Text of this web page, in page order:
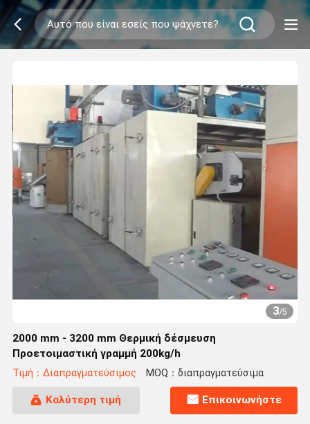
3/5
2000 mm - 3200 mm Θερμική δέσμευση
Προετοιμαστική γραμμή 200kg/h
Τιμή：Διαπραγματεύσιμος MOQ：διαπραγματεύσιμα
Καλύτερη τιμή Επικοινωνήστε